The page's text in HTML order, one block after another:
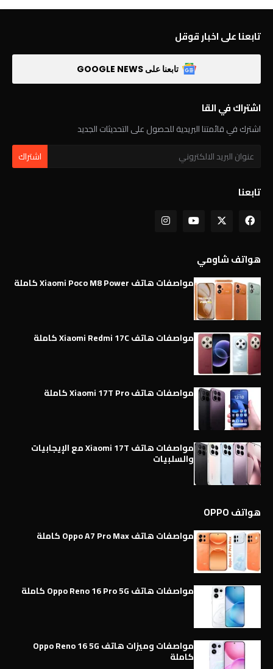
تابعنا على اخبار قوقل
تابعنا على GOOGLE NEWS
اشتراك في القا
اشترك في قائمتنا البريدية للحصول على التحديثات الجديد
تابعنا
هواتف شاومي
مواصفات هاتف Xiaomi Poco M8 Power كاملة
مواصفات هاتف Xiaomi Redmi 17C كاملة
مواصفات هاتف Xiaomi 17T Pro كاملة
مواصفات هاتف Xiaomi 17T مع الإيجابيات
والسلبيات
هواتف OPPO
مواصفات هاتف Oppo A7 Pro Max كاملة
مواصفات هاتف Oppo Reno 16 Pro 5G كاملة
مواصفات وميزات هاتف Oppo Reno 16 5G
كاملة